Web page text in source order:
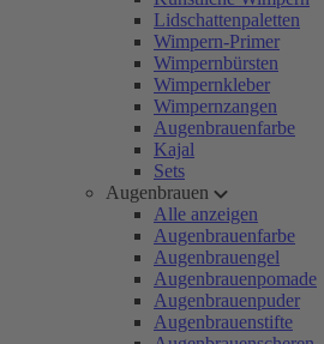
Lidschattenpaletten
Wimpern-Primer
Wimpernbürsten
Wimpernkleber
Wimpernzangen
Augenbrauenfarbe
Kajal
Sets
Augenbrauen
Alle anzeigen
Augenbrauenfarbe
Augenbrauengel
Augenbrauenpomade
Augenbrauenpuder
Augenbrauenstifte